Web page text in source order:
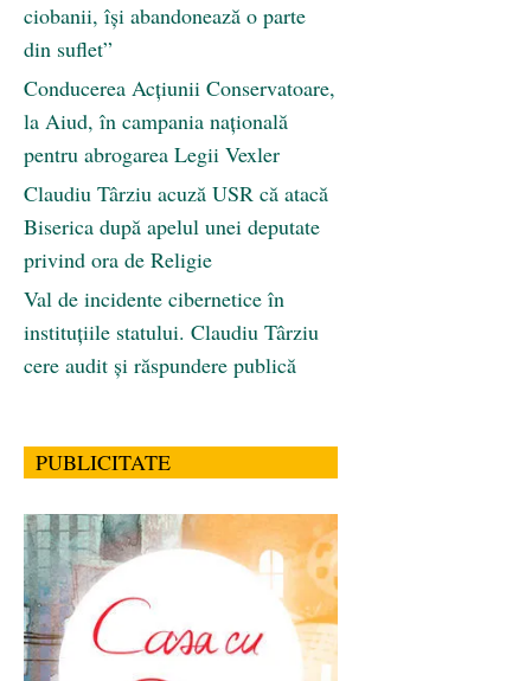
ciobanii, își abandonează o parte
din suflet”
Conducerea Acțiunii Conservatoare,
la Aiud, în campania națională
pentru abrogarea Legii Vexler
Claudiu Târziu acuză USR că atacă
Biserica după apelul unei deputate
privind ora de Religie
Val de incidente cibernetice în
instituțiile statului. Claudiu Târziu
cere audit și răspundere publică
PUBLICITATE